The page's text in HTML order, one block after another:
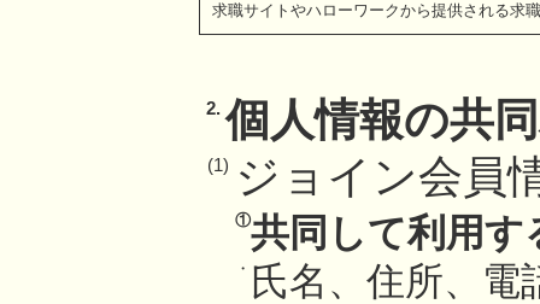
求職サイトやハローワークから提供される求
2. 個人情報の共
(1) ジョイン会員
①共同して利用す
・ 氏名、住所、電